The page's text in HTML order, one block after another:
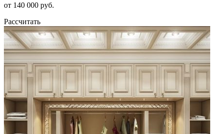
от 140 000 руб.
Рассчитать